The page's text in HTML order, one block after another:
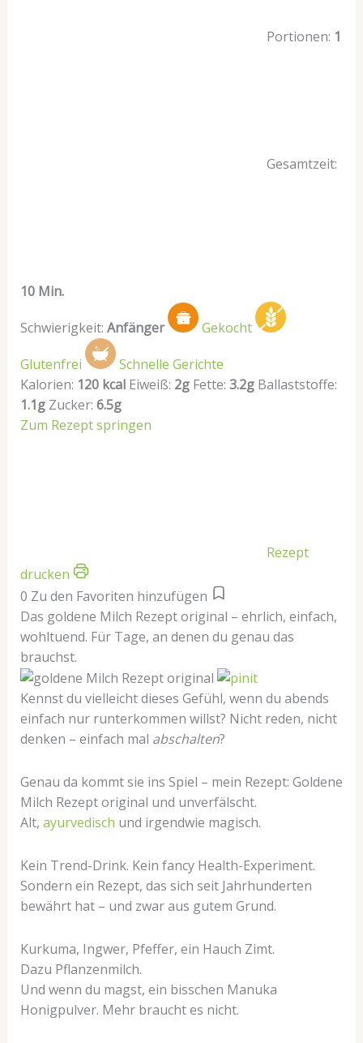
Portionen: 1
Gesamtzeit:
10 Min.
Schwierigkeit: Anfänger Gekocht
Glutenfrei
Schnelle Gerichte
Kalorien: 120 kcal Eiweiß: 2g Fette: 3.2g Ballaststoffe:
1.1g Zucker: 6.5g
Zum Rezept springen
Rezept
drucken
0 Zu den Favoriten hinzufügen
Das goldene Milch Rezept original – ehrlich, einfach,
wohltuend. Für Tage, an denen du genau das
brauchst.
Kennst du vielleicht dieses Gefühl, wenn du abends
einfach nur runterkommen willst? Nicht reden, nicht
denken – einfach mal abschalten?
Genau da kommt sie ins Spiel – mein Rezept: Goldene
Milch Rezept original und unverfälscht.
Alt, ayurvedisch und irgendwie magisch.
Kein Trend-Drink. Kein fancy Health-Experiment.
Sondern ein Rezept, das sich seit Jahrhunderten
bewährt hat – und zwar aus gutem Grund.
Kurkuma, Ingwer, Pfeffer, ein Hauch Zimt.
Dazu Pflanzenmilch.
Und wenn du magst, ein bisschen Manuka
Honigpulver. Mehr braucht es nicht.